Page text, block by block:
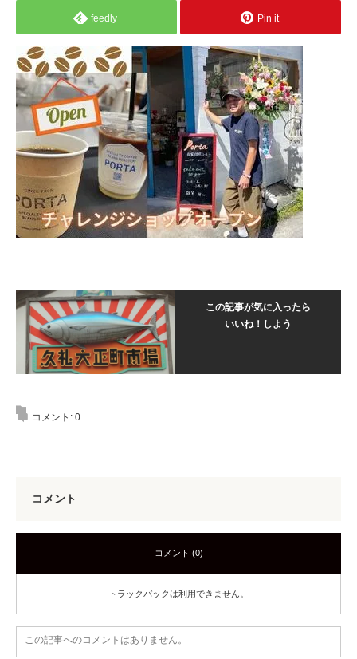
feedly Pin it
この記事が気に入ったら
いいね！しよう
コメント: 0
コメント
コメント (0)
トラックバックは利用できません。
この記事へのコメントはありません。